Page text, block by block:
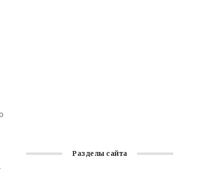
Разделы сайта